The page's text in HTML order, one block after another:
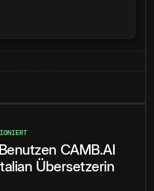
Benutzen CAMB.AI
Übersetzerin